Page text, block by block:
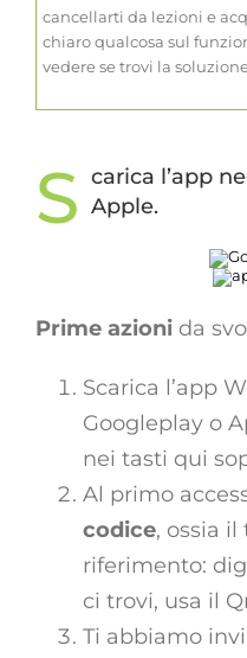
cancellarti da lezioni e
chiaro qualcosa sul
vedere se trovi la
S carica l’app
Apple.
Prime azionida
Scarica l’app
Googleplay o
nei tasti qui
Al primo
codice, ossia
riferimento:
ci trovi, usa il
Ti abbiamo